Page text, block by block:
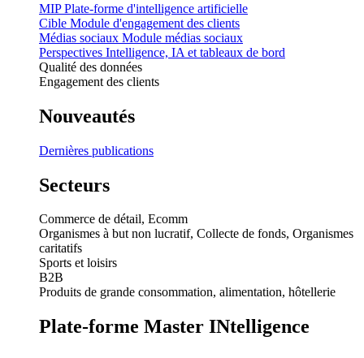
MIP Plate-forme d'intelligence artificielle
Cible Module d'engagement des clients
Médias sociaux Module médias sociaux
Perspectives Intelligence, IA et tableaux de bord
Qualité des données
Engagement des clients
Nouveautés
Dernières publications
Secteurs
Commerce de détail, Ecomm
Organismes à but non lucratif, Collecte de fonds, Organismes
caritatifs
Sports et loisirs
B2B
Produits de grande consommation, alimentation, hôtellerie
Plate-forme Master INtelligence